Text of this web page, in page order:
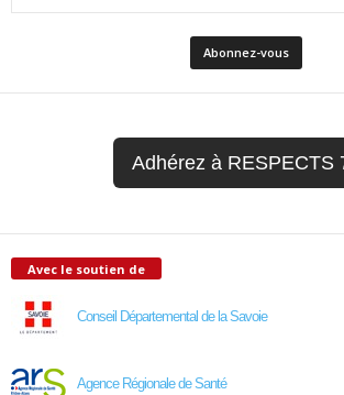
Adhérez à RESPECTS
Avec le soutien de
Conseil Départemental de la Savoie
Agence Régionale de Santé